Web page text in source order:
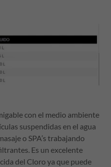
con el medio ambiente
suspendidas en el agua
o SPA’s trabajando
Es un excelente
del Cloro ya que puede